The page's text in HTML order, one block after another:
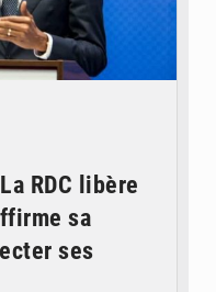
RDC libère
sa
ses